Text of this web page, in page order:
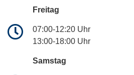
Freitag
07:00-12:20 Uhr
13:00-18:00 Uhr
Samstag